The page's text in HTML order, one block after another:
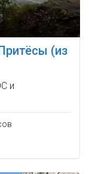
(из
и